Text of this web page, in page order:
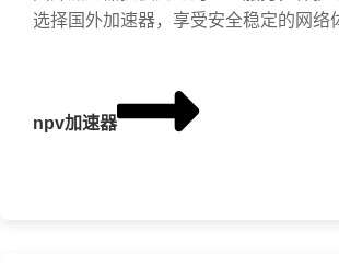
选择国外加速器，享受安全稳定的网络
npv加速器